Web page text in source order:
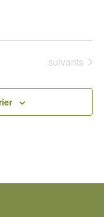
Évènements
suivants